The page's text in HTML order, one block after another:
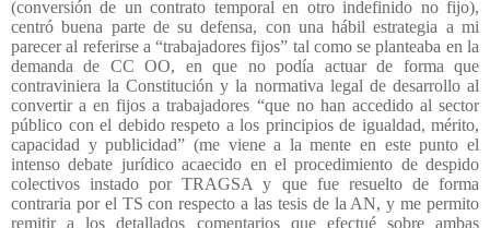
(conversión de un contrato temporal en otro indefinido no fijo),
centró buena parte de su defensa, con una hábil estrategia a mi
parecer al referirse a “trabajadores fijos” tal como se planteaba en la
demanda de CC OO, en que no podía actuar de forma que
contraviniera la Constitución y la normativa legal de desarrollo al
convertir a en fijos a trabajadores “que no han accedido al sector
público con el debido respeto a los principios de igualdad, mérito,
capacidad y publicidad” (me viene a la mente en este punto el
intenso debate jurídico acaecido en el procedimiento de despido
colectivos instado por TRAGSA y que fue resuelto de forma
contraria por el TS con respecto a las tesis de la AN, y me permito
remitir a los detallados comentarios que efectué sobre ambas